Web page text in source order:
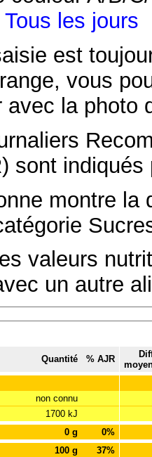
les jours
est
vous
avec la photo
sont
montre
valeurs
un autre
Quantité % AJR
non connu
1700 kJ
0 g
0%
100 g
37%